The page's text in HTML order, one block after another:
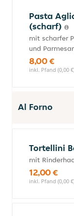
Pasta
(scharf)
mit scharfer
und
8,00 €
inkl. Pfand (0,00
Al Forno
Tortellini
mit
12,00 €
inkl. Pfand (0,00